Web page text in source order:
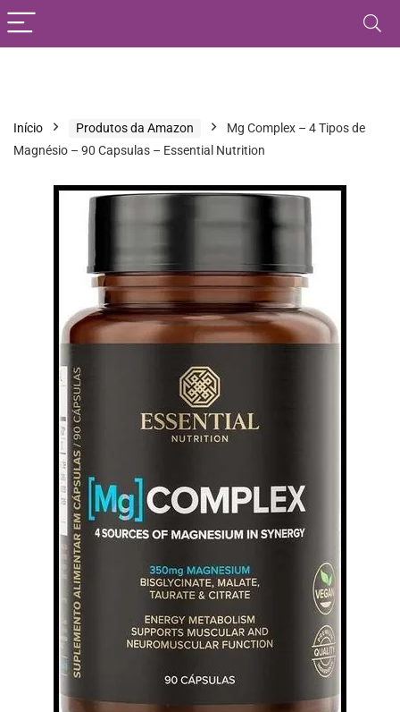
Início Produtos da Amazon
Mg Complex – 4 Tipos de
Magnésio – 90 Capsulas – Essential Nutrition